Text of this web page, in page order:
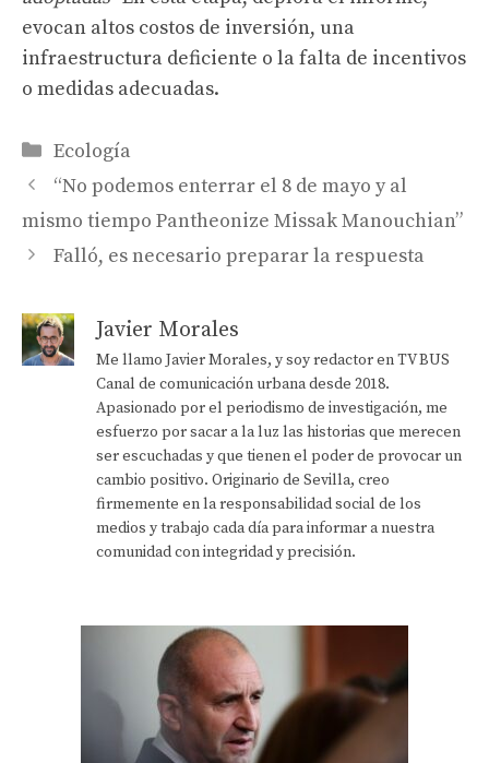
evocan altos costos de inversión, una
infraestructura deficiente o la falta de incentivos
o medidas adecuadas.
Categorías
Ecología
“No podemos enterrar el 8 de mayo y al
mismo tiempo Pantheonize Missak Manouchian”
Falló, es necesario preparar la respuesta
Javier Morales
Me llamo Javier Morales, y soy redactor en TV BUS
Canal de comunicación urbana desde 2018.
Apasionado por el periodismo de investigación, me
esfuerzo por sacar a la luz las historias que merecen
ser escuchadas y que tienen el poder de provocar un
cambio positivo. Originario de Sevilla, creo
firmemente en la responsabilidad social de los
medios y trabajo cada día para informar a nuestra
comunidad con integridad y precisión.